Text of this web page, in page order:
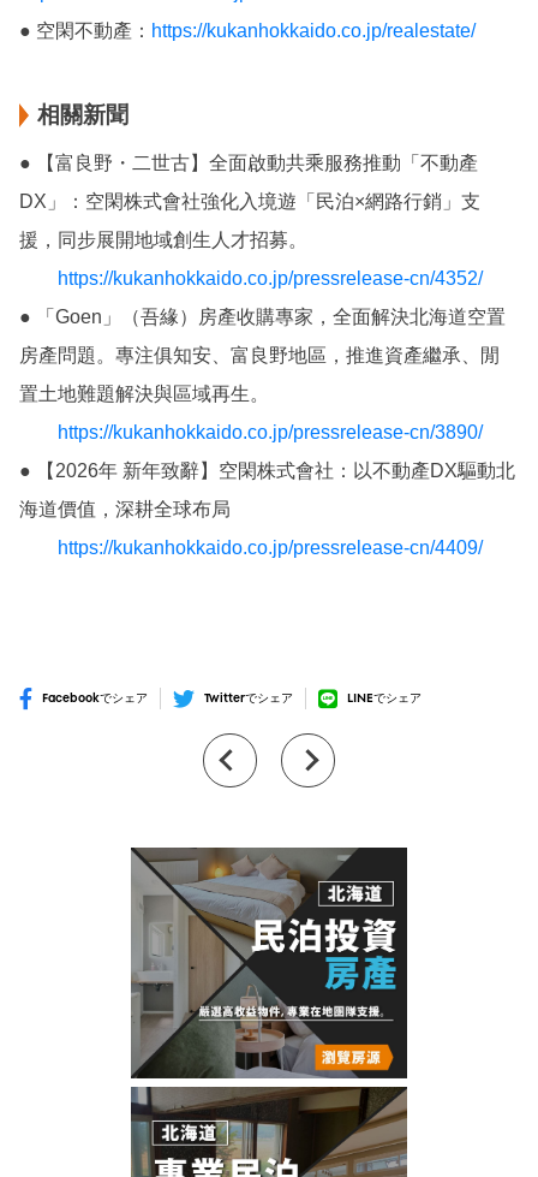
● 空閑不動產： https://kukanhokkaido.co.jp/realestate/
相關新聞
● 【富良野・二世古】全面啟動共乘服務推動「不動產
DX」：空閑株式會社強化入境遊「民泊×網路行銷」支
援，同步展開地域創生人才招募。
https://kukanhokkaido.co.jp/pressrelease-cn/4352/
● 「Goen」（吾緣）房產收購專家，全面解決北海道空置
房產問題。專注俱知安、富良野地區，推進資產繼承、閒
置土地難題解決與區域再生。
https://kukanhokkaido.co.jp/pressrelease-cn/3890/
● 【2026年 新年致辭】空閑株式會社：以不動產DX驅動北
海道價值，深耕全球布局
https://kukanhokkaido.co.jp/pressrelease-cn/4409/
Facebookでシェア Twitterでシェア LINEでシェア